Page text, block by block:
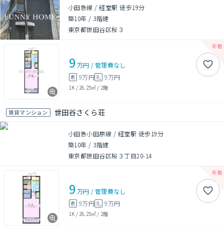
小田急線 / 経堂駅 徒歩19分
築10年 / 3階建
東京都世田谷区桜３
9 万円 /管理費なし
敷 9万円礼 9万円
1K / 26.25㎡ / 2階
賃貸マンション 世田谷さくら荘
小田急小田原線 / 経堂駅 徒歩19分
築10年 / 3階建
東京都世田谷区桜３丁目20-14
9 万円 /管理費なし
敷 9万円礼 9万円
1K / 26.25㎡ / 2階